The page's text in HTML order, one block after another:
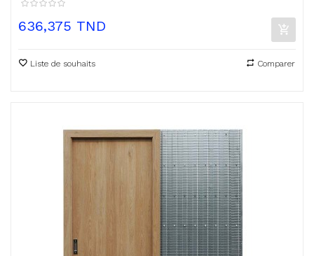
Prix
636,375 TND
Liste de souhaits Comparer